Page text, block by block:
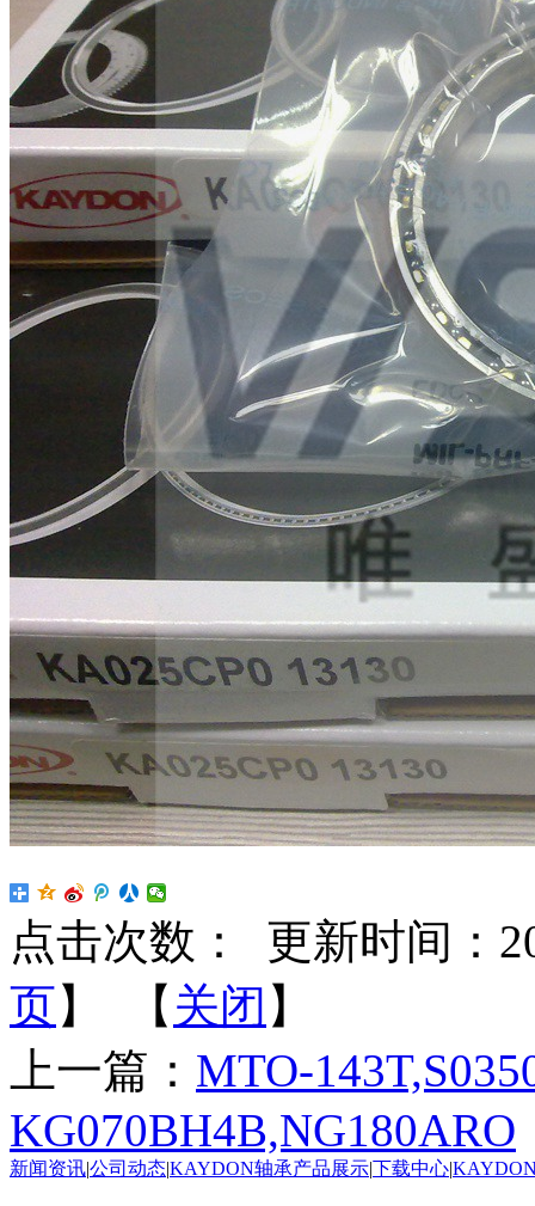
点击次数：
更新时间：
页】 【 关闭 】
上一篇： MTO-
KG070BH4B,NG180ARO
新闻资讯公司动态KAYDON轴承产品展示 下载中心